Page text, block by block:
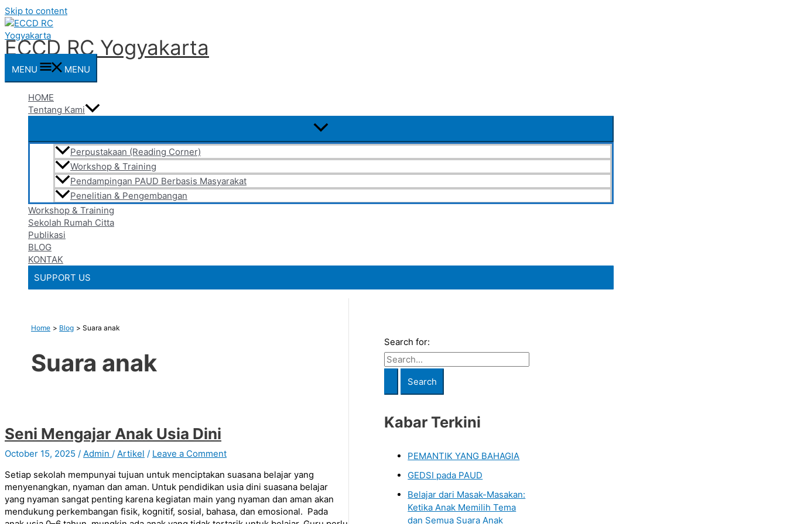
Skip to content
ECCD RC Yogyakarta
MENU MENU
HOME
Tentang Kami
Perpustakaan (Reading Corner)
Workshop & Training
Pendampingan PAUD Berbasis Masyarakat
Penelitian & Pengembangan
Workshop & Training
Sekolah Rumah Citta
Publikasi
BLOG
KONTAK
SUPPORT US
Home Blog Suara anak
Suara anak
Seni Mengajar Anak Usia Dini
October 15, 2025 / Admin / Artikel / Leave a Comment
Setiap sekolah mempunyai tujuan untuk menciptakan suasana belajar yang
menyenangkan, nyaman dan aman. Untuk pendidikan usia dini suasana belajar
yang nyaman sangat penting karena kegiatan main yang nyaman dan aman akan
mendukung perkembangan fisik, kognitif, sosial, bahasa, dan emosional. Pada
Search for:
Kabar Terkini
PEMANTIK YANG BAHAGIA
GEDSI pada PAUD
Belajar dari Masak-Masakan:
Ketika Anak Memilih Tema
dan Semua Suara Anak